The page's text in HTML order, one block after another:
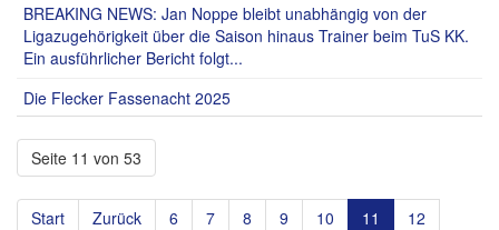
BREAKING NEWS: Jan Noppe bleibt unabhängig von der
Ligazugehörigkeit über die Saison hinaus Trainer beim TuS KK.
Ein ausführlicher Bericht folgt...
Die Flecker Fassenacht 2025
Seite 11 von 53
Start Zurück 6 7 8 9 10 11
12